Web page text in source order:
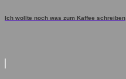
Ich wollte noch was zum Kaffee schreiben